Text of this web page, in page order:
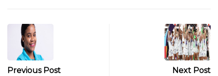
Previous Post Next Post